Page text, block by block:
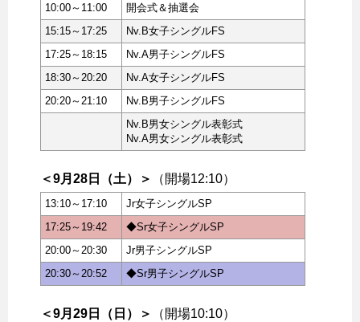
10:00～11:00
開会式＆抽選会
15:15～17:25
Nv.B女子シングルFS
17:25～18:15
Nv.A男子シングルFS
18:30～20:20
Nv.A女子シングルFS
20:20～21:10
Nv.B男子シングルFS
Nv.B男女シングル表彰式
Nv.A男女シングル表彰式
＜9月28日（土）＞ （開場12:10）
13:10～17:10
Jr女子シングルSP
17:25～19:42
◆Sr女子シングルSP
20:00～20:30
Jr男子シングルSP
20:30～20:52
◆Sr男子シングルSP
＜9月29日（日）＞ （開場10:10）